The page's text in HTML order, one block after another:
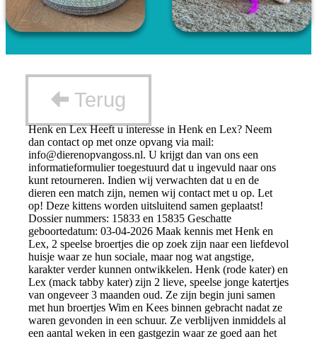
Terug
Henk en Lex Heeft u interesse in Henk en Lex? Neem
dan contact op met onze opvang via mail:
info@dierenopvangoss.nl. U krijgt dan van ons een
informatieformulier toegestuurd dat u ingevuld naar ons
kunt retourneren. Indien wij verwachten dat u en de
dieren een match zijn, nemen wij contact met u op. Let
op! Deze kittens worden uitsluitend samen geplaatst!
Dossier nummers: 15833 en 15835 Geschatte
geboortedatum: 03-04-2026 Maak kennis met Henk en
Lex, 2 speelse broertjes die op zoek zijn naar een liefdevol
huisje waar ze hun sociale, maar nog wat angstige,
karakter verder kunnen ontwikkelen. Henk (rode kater) en
Lex (mack tabby kater) zijn 2 lieve, speelse jonge katertjes
van ongeveer 3 maanden oud. Ze zijn begin juni samen
met hun broertjes Wim en Kees binnen gebracht nadat ze
waren gevonden in een schuur. Ze verblijven inmiddels al
een aantal weken in een gastgezin waar ze goed aan het